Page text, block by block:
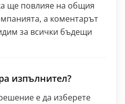
ще повлияе на общия
а коментарът
за всички бъдещи
изпълнител?
е да изберете